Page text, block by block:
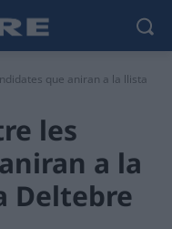
que aniran a la llista
les
a la
Deltebre